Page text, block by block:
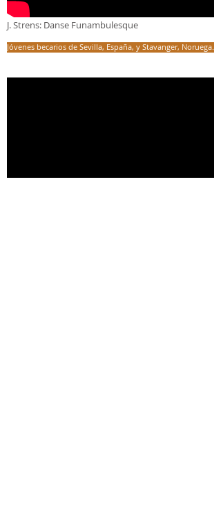
J. Strens: Danse Funambulesque
Jóvenes becarios de Sevilla, España, y Stavanger, Noruega.